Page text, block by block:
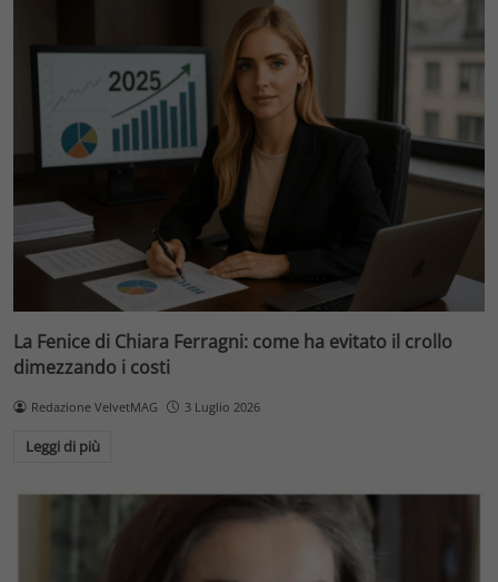
La Fenice di Chiara Ferragni: come ha evitato il crollo
dimezzando i costi
Redazione VelvetMAG 3 Luglio 2026
Leggi di più